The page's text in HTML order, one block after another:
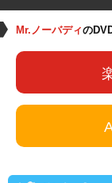
Mr.ノーバディの